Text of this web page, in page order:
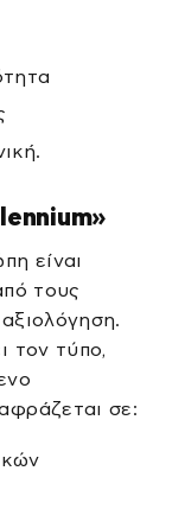
είναι
τους
τον τύπο,
σε: